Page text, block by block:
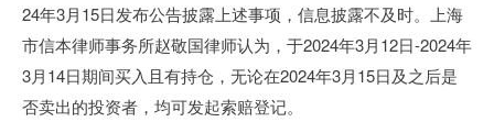
24年3月15日发布公告披露上述事项，信息披露不及时。上海
市信本律师事务所赵敬国律师认为，于2024年3月12日-2024年
3月14日期间买入且有持仓，无论在2024年3月15日及之后是
否卖出的投资者，均可发起索赔登记。